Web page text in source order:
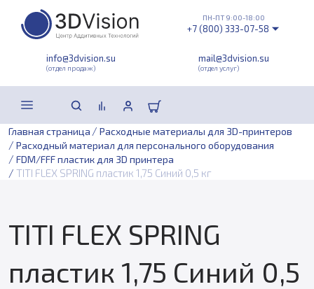
info@3dvision.su
(отдел продаж)
mail@3dvision.su
(отдел услуг)
ПН-ПТ 9:00-18:00
+7 (800) 333-07-58
Главная страница / Расходные материалы для 3D-принтеров
/ Расходный материал для персонального оборудования
/ FDM/FFF пластик для 3D принтера
/ TITI FLEX SPRING пластик 1,75 Синий 0,5 кг
TITI FLEX SPRING
пластик 1,75 Синий 0,5